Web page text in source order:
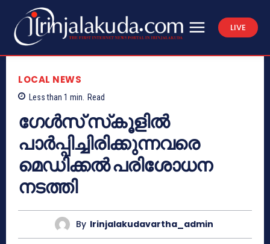
LIVE
LOCAL NEWS
Less than 1 min. Read
ഗേള്‍സ് സ്‌കൂളില്‍
പാര്‍പ്പിച്ചിരിക്കുന്നവരെ
മെഡിക്കല്‍ പരിശോധന
നടത്തി
By Irinjalakudavartha_admin